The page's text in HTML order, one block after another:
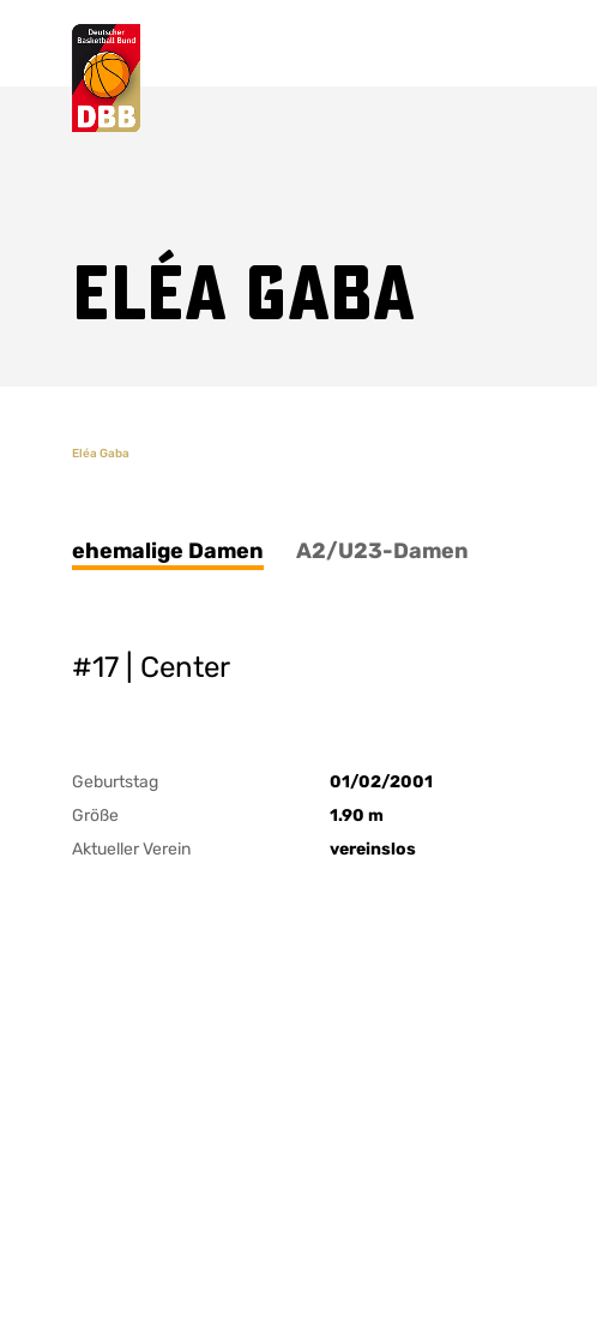
Suchvorschläge
Eléa Gaba
Eléa Gaba
ehemalige Damen A2/U23-Damen
#17 | Center
Geburtstag
01/02/2001
Größe
1.90 m
Aktueller Verein
vereinslos